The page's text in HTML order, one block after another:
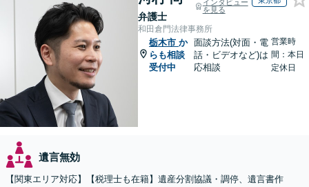
弁護士
インタビュー
を見る
和田倉門法律事務所
栃木市 か
らも相談
受付中
面談方法(対面・電
話・ビデオなど)は
応相談
営業時
間：本日
定休日
遺言無効
【関東エリア対応】【税理士も在籍】遺産分割協議・調停、遺言書作